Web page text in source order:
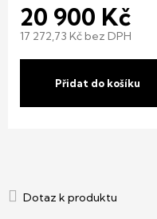
20 900 Kč
17 272,73 Kč bez DPH
Přidat do košíku